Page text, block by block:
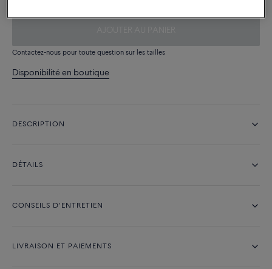
Contactez-nous pour toute question sur les tailles
Disponibilité en boutique
DESCRIPTION
DÉTAILS
CONSEILS D'ENTRETIEN
LIVRAISON ET PAIEMENTS